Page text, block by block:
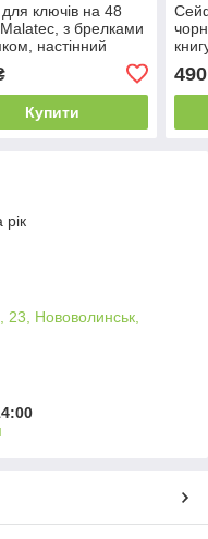
ключів на 48
Malatec, з брелками
настінний
Купити
490
рік
Нововолинськ,